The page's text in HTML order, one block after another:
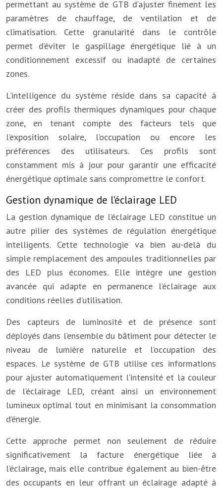
permettant au système de GTB d’ajuster finement les
paramètres de chauffage, de ventilation et de
climatisation. Cette granularité dans le contrôle
permet d’éviter le gaspillage énergétique lié à un
conditionnement excessif ou inadapté de certaines
zones.
L’intelligence du système réside dans sa capacité à
créer des profils thermiques dynamiques pour chaque
zone, en tenant compte des facteurs tels que
l’exposition solaire, l’occupation ou encore les
préférences des utilisateurs. Ces profils sont
constamment mis à jour pour garantir une efficacité
énergétique optimale sans compromettre le confort.
Gestion dynamique de l’éclairage LED
La gestion dynamique de l’éclairage LED constitue un
autre pilier des systèmes de régulation énergétique
intelligents. Cette technologie va bien au-delà du
simple remplacement des ampoules traditionnelles par
des LED plus économes. Elle intègre une gestion
avancée qui adapte en permanence l’éclairage aux
conditions réelles d’utilisation.
Des capteurs de luminosité et de présence sont
déployés dans l’ensemble du bâtiment pour détecter le
niveau de lumière naturelle et l’occupation des
espaces. Le système de GTB utilise ces informations
pour ajuster automatiquement l’intensité et la couleur
de l’éclairage LED, créant ainsi un environnement
lumineux optimal tout en minimisant la consommation
d’énergie.
Cette approche permet non seulement de réduire
significativement la facture énergétique liée à
l’éclairage, mais elle contribue également au bien-être
des occupants en leur offrant un éclairage adapté à